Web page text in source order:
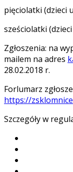
pięciolatki (dzieci
sześciolatki
Zgłoszenia: na
mailem na adres
28.02.2018 r.
Forlumarz
https://
Szczegóły w